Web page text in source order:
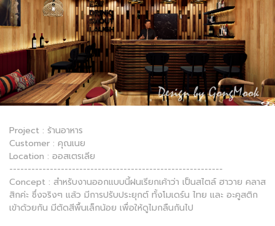
Project : ร้านอาหาร
Customer : คุณเนย
Location : ออสเตรเลีย
----------------------------------------------------------
Concept : สำหรับงานออกแบบนี้ฝนเรียกเค้าว่า เป็นสไตล์ ฮาวาย คลาส
สิกค่ะ ซึ่งจริงๆ แล้ว มีการปรับประยุกต์ ทั้งโมเดร์น ไทย และ อะคูสติก
เข้าด้วยกัน มีตัดสีพื้นเล็กน้อย เพื่อให้ดูไมกลืนกันไป